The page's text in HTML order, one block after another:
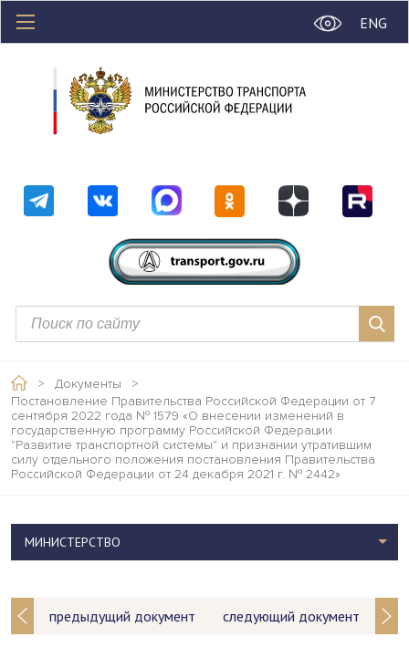
ENG
> Документы
>
Постановление Правительства Российской Федерации от 7
сентября 2022 года № 1579 «О внесении изменений в
государственную программу Российской Федерации
"Развитие транспортной системы" и признании утратившим
силу отдельного положения постановления Правительства
Российской Федерации от 24 декабря 2021 г. № 2442»
предыдущий документ следующий документ
МИНИСТЕРСТВО